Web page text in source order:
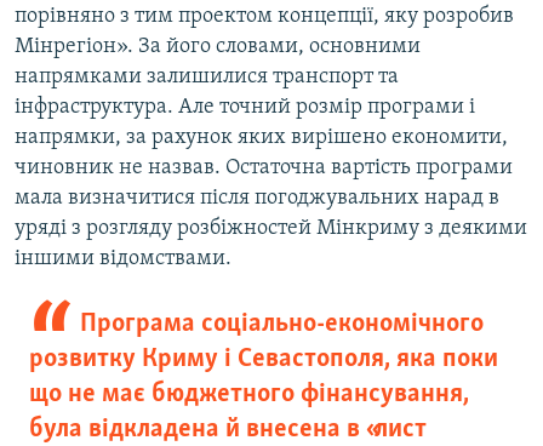
порівняно з тим проектом концепції, яку розробив
Мінрегіон». За його словами, основними
напрямками залишилися транспорт та
інфраструктура. Але точний розмір програми і
напрямки, за рахунок яких вирішено економити,
чиновник не назвав. Остаточна вартість програми
мала визначитися після погоджувальних нарад в
уряді з розгляду розбіжностей Мінкриму з деякими
іншими відомствами.
Програма соціально-економічного
розвитку Криму і Севастополя, яка поки
що не має бюджетного фінансування,
була відкладена й внесена в «лист